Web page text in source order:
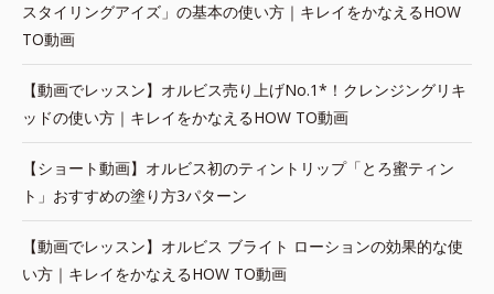
スタイリングアイズ」の基本の使い方｜キレイをかなえるHOW
TO動画
【動画でレッスン】オルビス売り上げNo.1*！クレンジングリキ
ッドの使い方｜キレイをかなえるHOW TO動画
【ショート動画】オルビス初のティントリップ「とろ蜜ティン
ト」おすすめの塗り方3パターン
【動画でレッスン】オルビス ブライト ローションの効果的な使
い方｜キレイをかなえるHOW TO動画